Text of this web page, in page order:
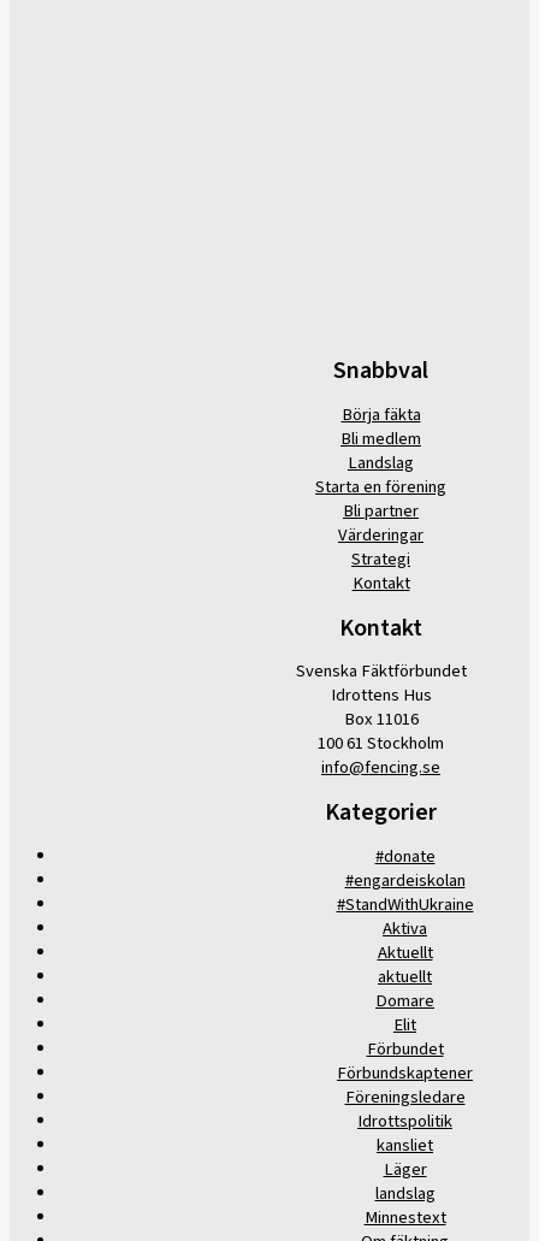
Snabbval
Börja fäkta
Bli medlem
Landslag
Starta en förening
Bli partner
Värderingar
Strategi
Kontakt
Kontakt
Svenska Fäktförbundet
Idrottens Hus
Box 11016
100 61 Stockholm
info@fencing.se
Kategorier
#donate
#engardeiskolan
#StandWithUkraine
Aktiva
Aktuellt
aktuellt
Domare
Elit
Förbundet
Förbundskaptener
Föreningsledare
Idrottspolitik
kansliet
Läger
landslag
Minnestext